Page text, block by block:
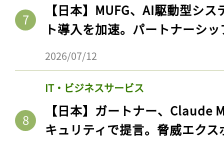
【日本】MUFG、AI駆動型シ
ト導入を加速。パートナーシ
2026/07/12
IT・ビジネスサービス
【日本】ガートナー、Claude
キュリティで提言。脅威エク